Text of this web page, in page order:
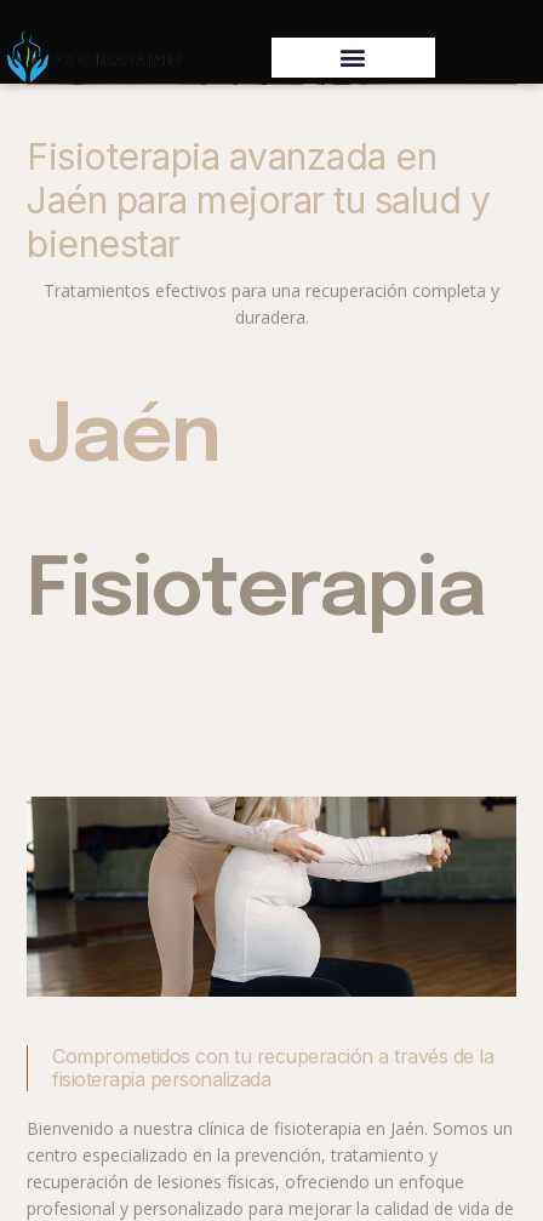
Fisioterapia avanzada en
Jaén para mejorar tu salud y
bienestar
Tratamientos efectivos para una recuperación completa y
duradera.
Jaén
Fisioterapia
Comprometidos con tu recuperación a través de la
fisioterapia personalizada
Bienvenido a nuestra clínica de fisioterapia en Jaén. Somos un
centro especializado en la prevención, tratamiento y
recuperación de lesiones físicas, ofreciendo un enfoque
profesional y personalizado para mejorar la calidad de vida de